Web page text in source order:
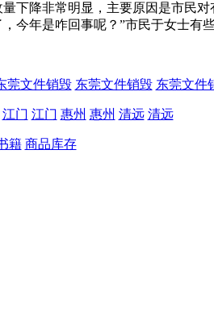
下降非常明显，主要原因是市民
年是咋回事呢？”市民于女士有
莞文件销毁 东莞文件销毁 东莞文件
江门 江门 惠州 惠州 清远 清远
籍 商品库存